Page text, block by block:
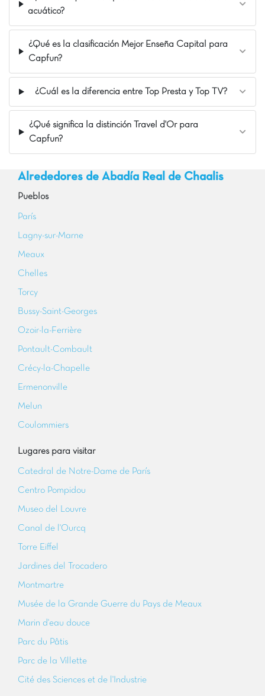
acuático?
¿Qué es la clasificación Mejor Enseña Capital para
Capfun?
¿Cuál es la diferencia entre Top Presta y Top TV?
¿Qué significa la distinción Travel d'Or para
Capfun?
Alrededores de Abadía Real de Chaalis
Pueblos
París
Lagny-sur-Marne
Meaux
Chelles
Torcy
Bussy-Saint-Georges
Ozoir-la-Ferrière
Pontault-Combault
Crécy-la-Chapelle
Ermenonville
Melun
Coulommiers
Lugares para visitar
Catedral de Notre-Dame de París
Centro Pompidou
Museo del Louvre
Canal de l'Ourcq
Torre Eiffel
Jardines del Trocadero
Montmartre
Musée de la Grande Guerre du Pays de Meaux
Marin d'eau douce
Parc du Pâtis
Parc de la Villette
Cité des Sciences et de l'Industrie